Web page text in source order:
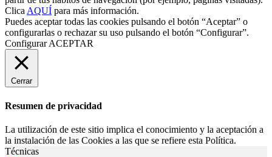
ClicaAQUÍ para más información.
Puedes aceptar todas las cookies pulsando el botón “Aceptar” o
configurarlas o rechazar su uso pulsando el botón “Configurar”.
ConfigurarACEPTAR
Cerrar
Resumen de privacidad
La utilización de este sitio implica el conocimiento y la aceptación a
la instalación de las Cookies a las que se refiere esta Política.
Técnicas